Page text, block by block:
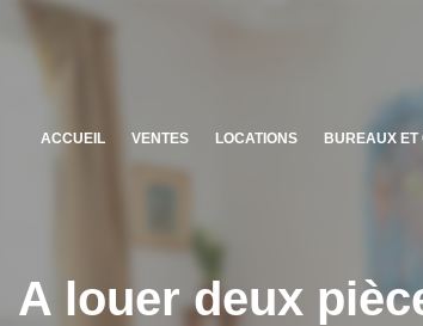
ACCUEIL VENTES LOCATIONS BUREAUX ET
A louer deux